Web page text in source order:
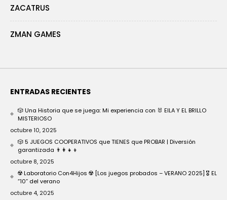
ZACATRUS
ZMAN GAMES
ENTRADAS RECIENTES
🎲 Una Historia que se juega: Mi experiencia con 🐰 EILA Y EL BRILLO
MISTERIOSO
octubre 10, 2025
🎲 5 JUEGOS COOPERATIVOS que TIENES que PROBAR | Diversión
garantizada 👨‍👩‍👧‍👦
octubre 8, 2025
☢️ Laboratorio Con4Hijos ☢️ [Los juegos probados – VERANO 2025] 🎖️ EL
“10” del verano
octubre 4, 2025